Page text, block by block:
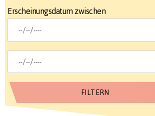
Erscheinungsdatum zwischen